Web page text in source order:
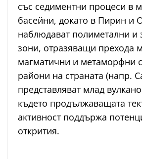
със седиментни процеси в
басейни, докато в Пирин и
наблюдават полиметални и
зони, отразяващи прехода
магматични и метаморфни
райони на страната (напр.
представляват млад
където продължаващата
активност поддържа
открития.